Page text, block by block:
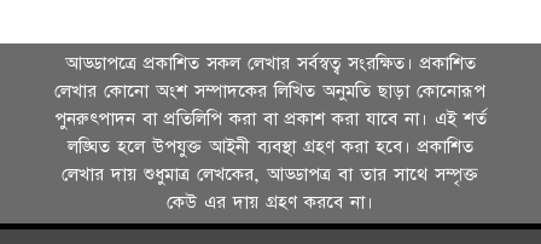
আড্ডাপত্রে প্রকাশিত সকল লেখার সর্বস্বত্ব সংরক্ষিত। প্রকাশিত
লেখার কোনো অংশ সম্পাদকের লিখিত অনুমতি ছাড়া কোনোরূপ
পুনরুৎপাদন বা প্রতিলিপি করা বা প্রকাশ করা যাবে না। এই শর্ত
লঙ্ঘিত হলে উপযুক্ত আইনী ব্যবস্থা গ্রহণ করা হবে। প্রকাশিত
লেখার দায় শুধুমাত্র লেখকের, আড্ডাপত্র বা তার সা‌থে সম্পৃক্ত
কেউ এর দায় গ্রহণ করবে না।